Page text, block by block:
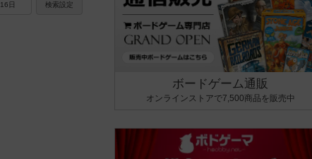
日 検索設定
ボードゲーム通販
オンラインストアで7,500商品を販売中